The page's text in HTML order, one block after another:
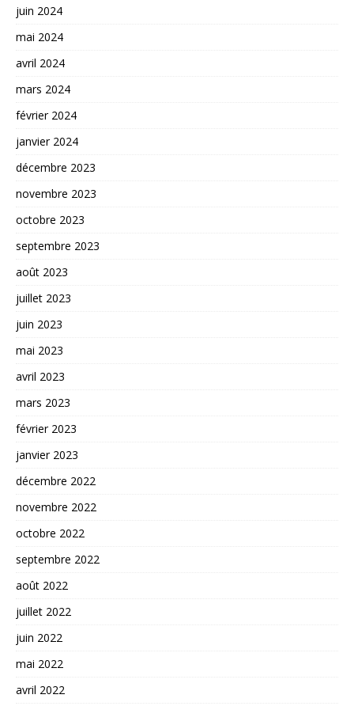
juin 2024
mai 2024
avril 2024
mars 2024
février 2024
janvier 2024
décembre 2023
novembre 2023
octobre 2023
septembre 2023
août 2023
juillet 2023
juin 2023
mai 2023
avril 2023
mars 2023
février 2023
janvier 2023
décembre 2022
novembre 2022
octobre 2022
septembre 2022
août 2022
juillet 2022
juin 2022
mai 2022
avril 2022